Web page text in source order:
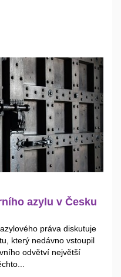
azylu v Česku
práva diskutuje
který nedávno vstoupil
odvětví největší